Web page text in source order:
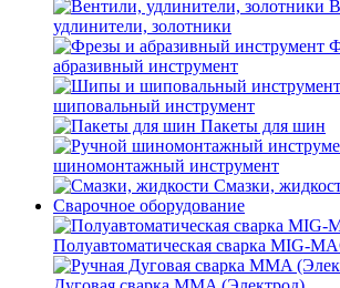
удлинители, золотники
абразивный инструмент
шиповальный инструмент
Пакеты для шин
шиномонтажный инструмент
Смазки,
Сварочное оборудование
Полуавтоматическая сварка MIG-